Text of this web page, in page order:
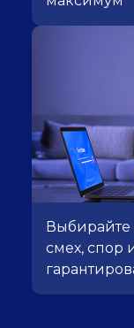
Выбирайте
смех, спор